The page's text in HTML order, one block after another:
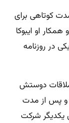
کوتاهی برای
او ایبوکا
در روزنامه
دوستش
پس از مدت
یکدیگر شرکت